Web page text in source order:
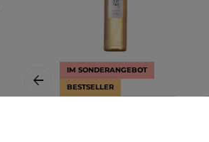
IM SONDERANGEBOT
BESTSELLER